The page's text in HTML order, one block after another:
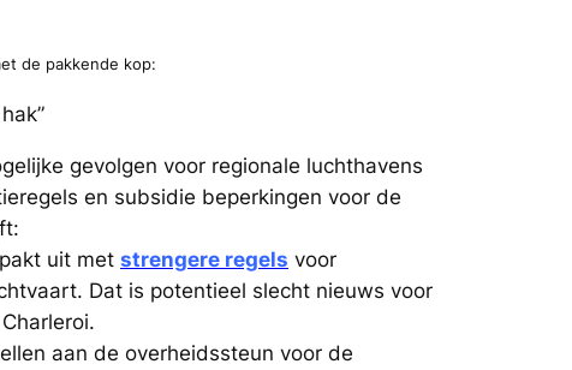
de pakkende kop:
gevolgen voor regionale luchthavens
en subsidie beperkingen voor de
uit met strengere regels voor
Dat is potentieel slecht nieuws voor
aan de overheidssteun voor de